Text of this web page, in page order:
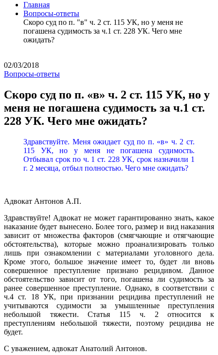
Главная
Вопросы-ответы
Скоро суд по п. "в" ч. 2 ст. 115 УК, но у меня не
погашена судимость за ч.1 ст. 228 УК. Чего мне
ожидать?
02/03/2018
Вопросы-ответы
Скоро суд по п. «в» ч. 2 ст. 115 УК, но у
меня не погашена судимость за ч.1 ст.
228 УК. Чего мне ожидать?
Здравствуйте. Меня ожидает суд по п. «в» ч. 2 ст.
115 УК, но у меня не погашена судимость.
Отбывал срок по ч. 1 ст. 228 УК, срок назначили 1
г. 2 месяца, отбыл полностью. Чего мне ожидать?
Адвокат Антонов А.П.
Здравствуйте! Адвокат не может гарантированно знать, какое
наказание будет вынесено. Более того, размер и вид наказания
зависит от множества факторов (смягчающие и отягчающие
обстоятельства), которые можно проанализировать только
лишь при ознакомлении с материалами уголовного дела.
Кроме этого, большое значение имеет то, будет ли вновь
совершенное преступление признано рецидивом. Данное
обстоятельство зависит от того, погашена ли судимость за
ранее совершенное преступление. Однако, в соответствии с
ч.4 ст. 18 УК, при признании рецидива преступлений не
учитываются судимости за умышленные преступления
небольшой тяжести. Статья 115 ч. 2 относится к
преступлениям небольшой тяжести, поэтому рецидива не
будет.
С уважением, адвокат Анатолий Антонов.